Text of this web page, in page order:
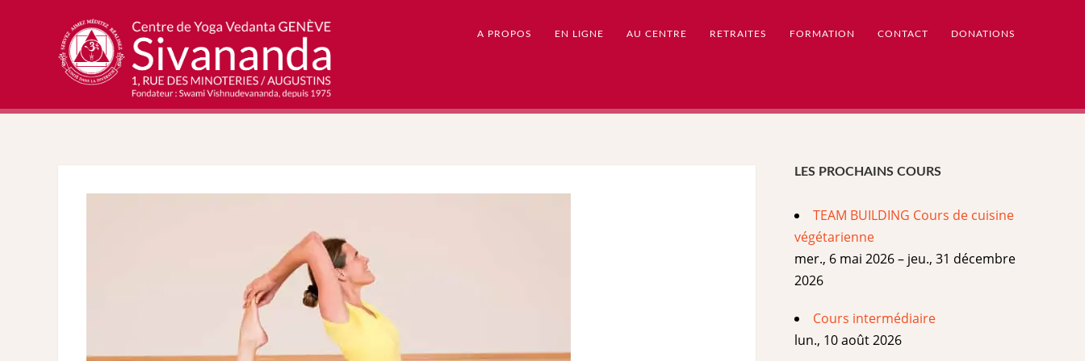
A PROPOS EN LIGNE AU CENTRE RETRAITES FORMATION CONTACT DONATIONS
LES PROCHAINS COURS
TEAM BUILDING Cours de cuisine
végétarienne
mer., 6 mai 2026 – jeu., 31 décembre
2026
Cours intermédiaire
lun., 10 août 2026